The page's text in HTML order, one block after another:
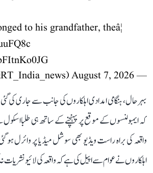
to his grandfather, theâ¦
— RT_India (@RT_India_news)
August 7, 2026
بہرحال، ہنگامی امدادی اہلکاروں کی جانب سے جاری کی
کہ ایمبولنسوں کے موقع پر پہنچنے کے ساتھ ہی طلبا
واقعہ کی براہ راست ویڈیو بھی سوشل میڈیا پر وائرل
اہلکاروں نے عوام سے اپیل کی ہے کہ واقعہ کی لائیو